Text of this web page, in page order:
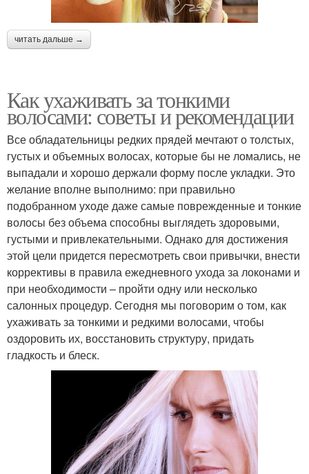
читать дальше →
Как ухаживать за тонкими
волосами: советы и рекомендации
Все обладательницы редких прядей мечтают о толстых,
густых и объемных волосах, которые бы не ломались, не
выпадали и хорошо держали форму после укладки. Это
желание вполне выполнимо: при правильно
подобранном уходе даже самые поврежденные и тонкие
волосы без объема способны выглядеть здоровыми,
густыми и привлекательными. Однако для достижения
этой цели придется пересмотреть свои привычки, внести
коррективы в правила ежедневного ухода за локонами и
при необходимости – пройти одну или несколько
салонных процедур. Сегодня мы поговорим о том, как
ухаживать за тонкими и редкими волосами, чтобы
оздоровить их, восстановить структуру, придать
гладкость и блеск.